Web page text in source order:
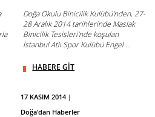
Doğa Okulu Binicilik Kulübü'nden, 27-
28 Aralık 2014 tarihlerinde Maslak
Binicilik Tesisleri'nde koşulan
İstanbul Atlı Spor Kulübü Engel ...
HABERE GİT
17 KASIM 2014 |
Doğa'dan Haberler